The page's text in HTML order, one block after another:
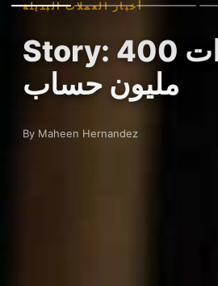
أخبار العملات البديلة
Story: ارتفاع سولانا بفضل طفرة الميم كوين وأسواق التوقعات في شبكتها ذات 400
مليون حساب
By Maheen Hernandez